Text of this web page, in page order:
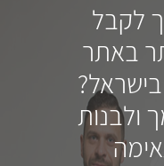
לקבל
באתר
ולבנות